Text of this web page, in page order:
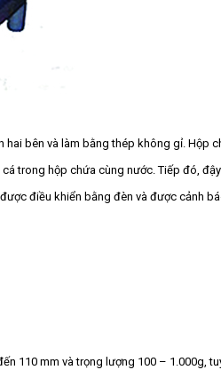
bên và làm bằng thép không gỉ. Hộp
trong hộp chứa cùng nước. Tiếp đó,
điều khiển bằng đèn và được cảnh
110 mm và trọng lượng 100 – 1.000g,